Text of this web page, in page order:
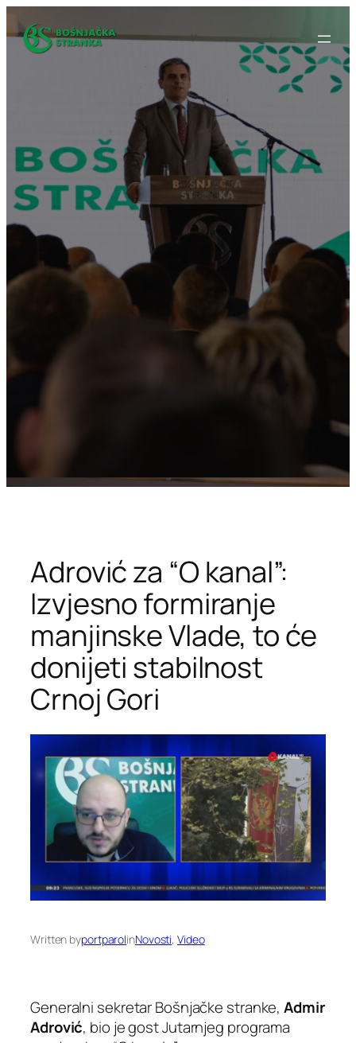
na
sadržaj
Adrović za “O kanal”:
Izvjesno formiranje
manjinske Vlade, to će
donijeti stabilnost
Crnoj Gori
Written byportparolinNovosti, Video
Generalni sekretar Bošnjačke stranke,Admir
Adrović, bio je gost Jutarnjeg programa